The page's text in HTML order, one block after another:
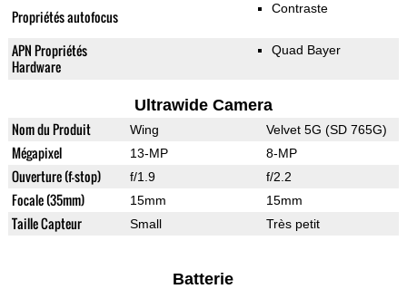
Propriétés autofocus Contraste
APN Propriétés
Hardware
Quad Bayer
Ultrawide Camera
Nom du Produit Wing Velvet 5G (SD 765G)
Mégapixel 13-MP 8-MP
Ouverture (f-stop) f/1.9 f/2.2
Focale (35mm) 15mm 15mm
Taille Capteur Small Très petit
Batterie